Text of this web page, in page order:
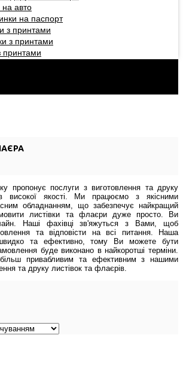
на авто
на паспорт
з принтами
з принтами
принтами
пропонує послуги з виготовлення та друку
високої якості. Ми працюємо з якісними
обладнанням, що забезпечує найкращий
листівки та флаєри дуже просто. Ви
Наші фахівці зв'яжуться з Вами, щоб
та відповісти на всі питання. Наша
та ефективно, тому Ви можете бути
буде виконано в найкоротші терміни.
привабливим та ефективним з нашими
та друку листівок та флаєрів.